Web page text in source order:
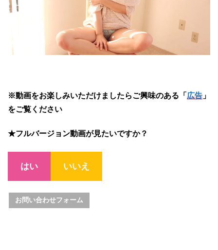
※動画をお楽しみいただけましたらご興味のある「 広告 」
をご覧ください
★フルバージョン動画が見たいですか？
はい いいえ
お問い合わせフォーム